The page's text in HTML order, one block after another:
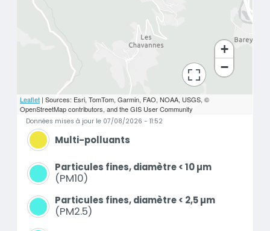
bouton d'actions
+
−
Leaflet| Sources: Esri, TomTom, Garmin, FAO, NOAA, USGS, ©
OpenStreetMap contributors, and the GIS User Community
Données mises à jour le 07/08/2026 - 11:52
Multi-polluants
Particules fines, diamètre < 10 µm
PM10
Particules fines, diamètre < 2,5 µm
PM2.5